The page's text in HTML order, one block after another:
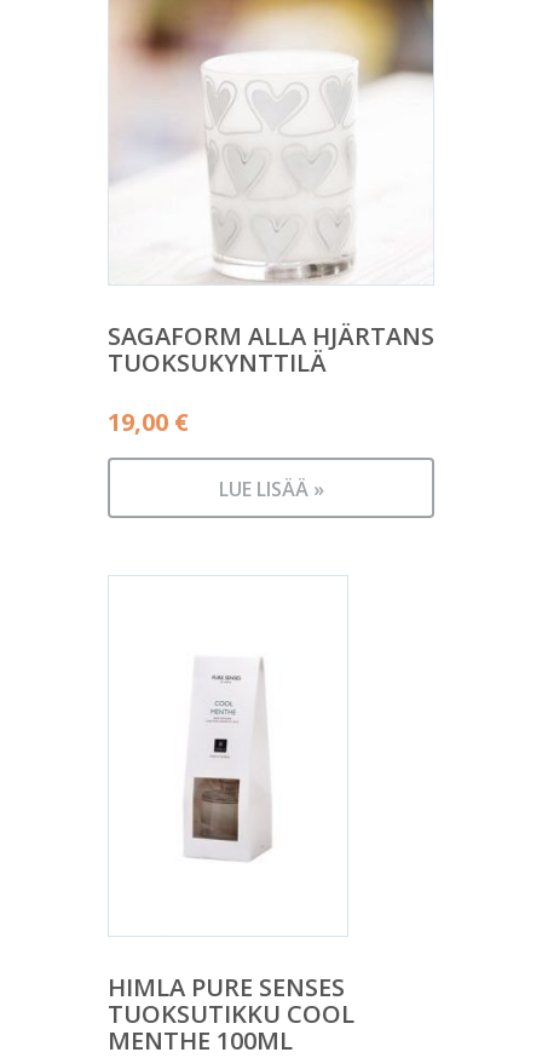
SAGAFORM ALLA HJÄRTANS
TUOKSUKYNTTILÄ
19,00 €
LUE LISÄÄ »
HIMLA PURE SENSES
TUOKSUTIKKU COOL
MENTHE 100ML